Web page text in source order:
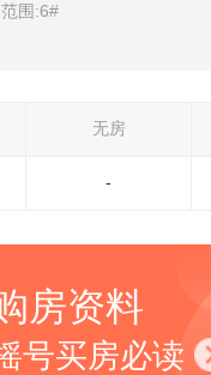
围:6#
无房
-
房资料
号买房必读